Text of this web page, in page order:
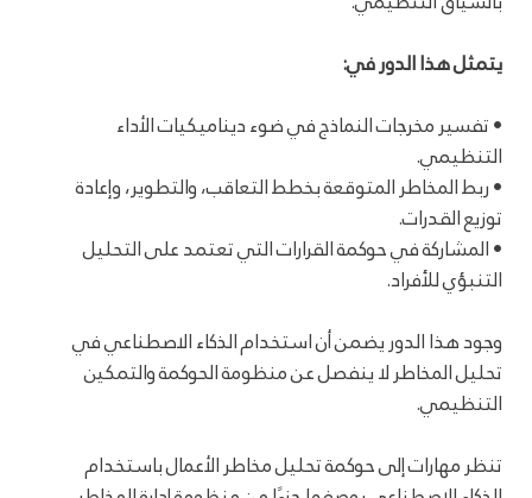
يتمثل هذا الدور في:
• تفسير مخرجات النماذج في ضوء ديناميكيات الأداء
التنظيمي.
• ربط المخاطر المتوقعة بخطط التعاقب، والتطوير، وإعادة
توزيع القدرات.
• المشاركة في حوكمة القرارات التي تعتمد على التحليل
التنبؤي للأفراد.
وجود هذا الدور يضمن أن استخدام الذكاء الاصطناعي في
تحليل المخاطر لا ينفصل عن منظومة الحوكمة والتمكين
التنظيمي.
تنظر مهارات إلى حوكمة تحليل مخاطر الأعمال باستخدام